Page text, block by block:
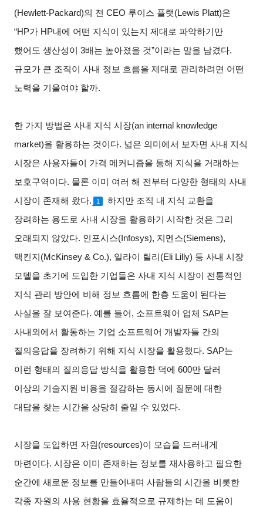
(Hewlett-Packard)의 전 CEO 루이스 플랫(Lewis Platt)은
“HP가 HP내에 어떤 지식이 있는지 제대로 파악하기만
했어도 생산성이 3배는 높아졌을 것”이라는 말을 남겼다.
규모가 큰 조직이 사내 정보 흐름을 제대로 관리하려면 어떤
노력을 기울여야 할까.
한 가지 방법은 사내 지식 시장(an internal knowledge
market)을 활용하는 것이다. 넓은 의미에서 보자면 사내 지식
시장은 사용자들이 가격 메커니즘을 통해 지식을 거래하는
보호구역이다. 물론 이미 여러 해 전부터 다양한 형태의 사내
시장이 존재해 왔다.
1
하지만 조직 내 지식 교환을
장려하는 용도로 사내 시장을 활용하기 시작한 것은 그리
오래되지 않았다. 인포시스(Infosys), 지멘스(Siemens),
맥킨지(McKinsey & Co.), 일라이 릴리(Eli Lilly) 등 사내 시장
모델을 초기에 도입한 기업들은 사내 지식 시장이 전통적인
지식 관리 방안에 비해 정보 흐름에 한층 도움이 된다는
사실을 잘 보여준다. 예를 들어, 소프트웨어 업체 SAP는
사내외에서 활동하는 기업 소프트웨어 개발자들 간의
질의응답을 장려하기 위해 지식 시장을 활용했다. SAP는
이런 형태의 질의응답 방식을 활용한 덕에 600만 달러
이상의 기술지원 비용을 절감하는 동시에 질문에 대한
대답을 찾는 시간을 상당히 줄일 수 있었다.
시장을 도입하면 자원(resources)이 모습을 드러내게
마련이다. 시장은 이미 존재하는 정보를 재사용하고 필요한
순간에 새로운 정보를 만들어내며 사람들의 시간을 비롯한
각종 자원의 사용 현황을 효율적으로 규제하는 데 도움이